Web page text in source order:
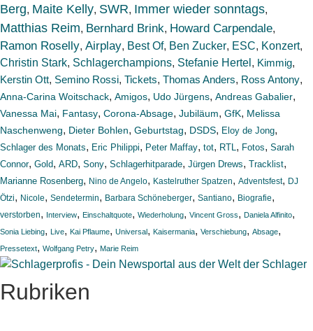
Berg, Maite Kelly, SWR, Immer wieder sonntags,
Matthias Reim, Bernhard Brink, Howard Carpendale,
Ramon Roselly, Airplay, Best Of, Ben Zucker, ESC, Konzert,
Christin Stark, Schlagerchampions, Stefanie Hertel , Kimmig,
Kerstin Ott, Semino Rossi, Tickets, Thomas Anders, Ross Antony,
Anna-Carina Woitschack, Amigos, Udo Jürgens, Andreas Gabalier,
Vanessa Mai, Fantasy, Corona-Absage, Jubiläum, GfK, Melissa
Naschenweng, Dieter Bohlen, Geburtstag, DSDS, Eloy de Jong,
Schlager des Monats, Eric Philippi, Peter Maffay, tot, RTL , Fotos, Sarah
Connor, Gold, ARD, Sony, Schlagerhitparade, Jürgen Drews, Tracklist,
Marianne Rosenberg, Nino de Angelo, Kastelruther Spatzen, Adventsfest, DJ
Ötzi, Nicole, Sendetermin, Barbara Schöneberger, Santiano, Biografie,
verstorben, Interview, Einschaltquote, Wiederholung, Vincent Gross, Daniela Alfinito,
Sonia Liebing, Live, Kai Pflaume, Universal, Kaisermania, Verschiebung, Absage,
Pressetext, Wolfgang Petry, Marie Reim
Rubriken